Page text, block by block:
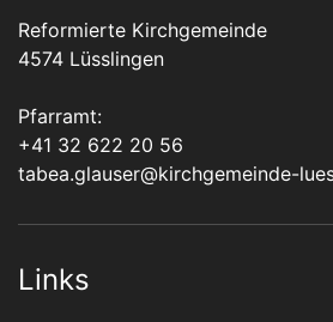
Reformierte Kirchgemeinde
4574 Lüsslingen
Pfarramt:
+41 32 622 20 56
tabea.glauser@kirchgemeinde-
Links